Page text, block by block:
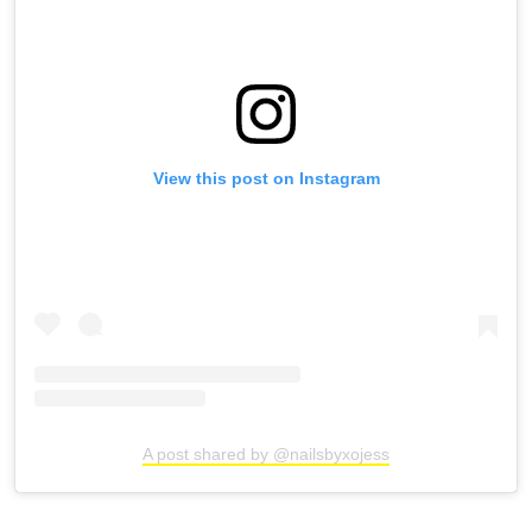
View this post on Instagram
A post shared by @nailsbyxojess